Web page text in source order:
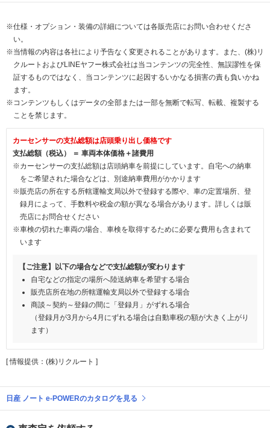
※仕様・オプション・装備の詳細については各販売店にお問い合わせくださ
い。
※当情報の内容は各社により予告なく変更されることがあります。また、(株)リ
クルートおよびLINEヤフー株式会社は当コンテンツの完全性、無誤謬性を保
証するものではなく、当コンテンツに起因するいかなる損害の責も負いかね
ます。
※コンテンツもしくはデータの全部または一部を無断で転写、転載、複製する
ことを禁じます。
カーセンサーの支払総額は店頭乗り出し価格です
支払総額（税込） ＝ 車両本体価格＋諸費用
※カーセンサーの支払総額は店頭納車を前提にしています。自宅への納車
をご希望された場合などは、別途納車費用がかかります
※販売店の所在する所轄運輸支局以外で登録する際や、車の定置場所、登
録月によって、手数料や税金の額が異なる場合があります。詳しくは販
売店にお問合せください
※車検の切れた車両の場合、車検を取得するために必要な費用も含まれて
います
【ご注意】以下の場合などで支払総額が変わります
自宅などの指定の場所へ陸送納車を希望する場合
販売店所在地の所轄運輸支局以外で登録する場合
商談～契約～登録の間に「登録月」がずれる場合
（登録月が3月から4月にずれる場合は自動車税の額が大きく上がり
ます）
[ 情報提供：(株)リクルート ]
日産 ノート e-POWERのカタログを見る